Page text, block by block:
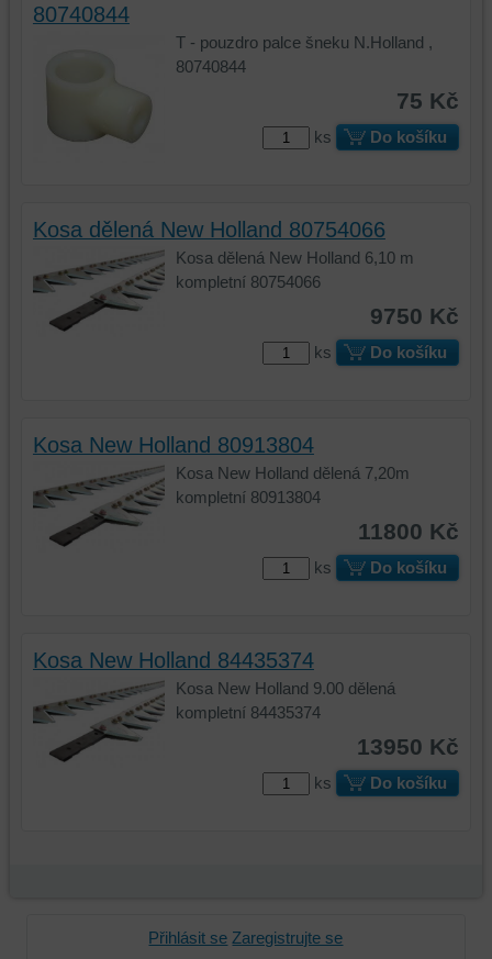
80740844
T - pouzdro palce šneku N.Holland ,
80740844
75 Kč
ks Do košíku
Kosa dělená New Holland 80754066
Kosa dělená New Holland 6,10 m
kompletní 80754066
9750 Kč
ks Do košíku
Kosa New Holland 80913804
Kosa New Holland dělená 7,20m
kompletní 80913804
11800 Kč
ks Do košíku
Kosa New Holland 84435374
Kosa New Holland 9.00 dělená
kompletní 84435374
13950 Kč
ks Do košíku
Přihlásit se Zaregistrujte se
používat
stran,